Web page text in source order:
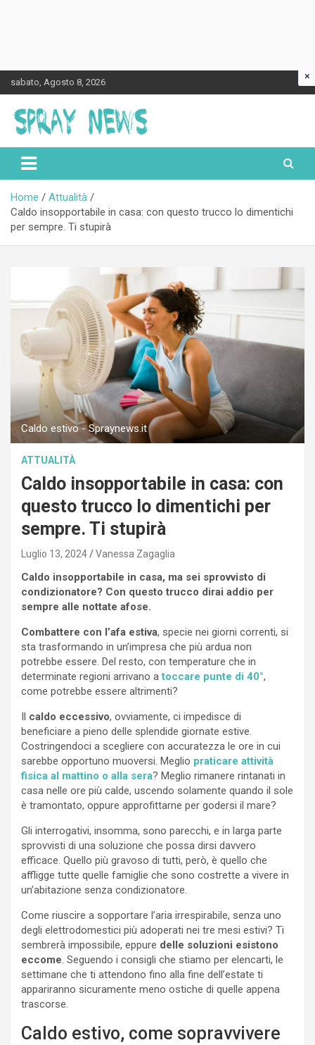
to
content
sabato, Agosto 8, 2026
Spraynews.it
Home
Attualità
Caldo insopportabile in casa: con questo trucco lo dimentichi
per sempre. Ti stupirà
Caldo estivo - Spraynews.it
ATTUALITÀ
Caldo insopportabile in casa: con
questo trucco lo dimentichi per
sempre. Ti stupirà
Luglio 13, 2024 Vanessa Zagaglia
Caldo insopportabile in casa, ma sei sprovvisto di
condizionatore? Con questo trucco dirai addio per
sempre alle nottate afose.
Combattere con l’afa estiva, specie nei giorni correnti, si
sta trasformando in un’impresa che più ardua non
potrebbe essere. Del resto, con temperature che in
determinate regioni arrivano atoccare punte di 40°,
come potrebbe essere altrimenti?
caldo eccessivo, ovviamente, ci impedisce di
beneficiare a pieno delle splendide giornate estive.
Costringendoci a scegliere con accuratezza le ore in cui
sarebbe opportuno muoversi. Meglio praticare attività
fisica al mattino o alla sera? Meglio rimanere rintanati in
casa nelle ore più calde, uscendo solamente quando il sole
è tramontato, oppure approfittarne per godersi il mare?
Gli interrogativi, insomma, sono parecchi, e in larga parte
sprovvisti di una soluzione che possa dirsi davvero
efficace. Quello più gravoso di tutti, però, è quello che
affligge tutte quelle famiglie che sono costrette a vivere in
un’abitazione senza condizionatore.
Come riuscire a sopportare l’aria irrespirabile, senza uno
degli elettrodomestici più adoperati nei tre mesi estivi? Ti
sembrerà impossibile, eppure delle soluzioni esistono
eccome. Seguendo i consigli che stiamo per elencarti, le
settimane che ti attendono fino alla fine dell’estate ti
appariranno sicuramente meno ostiche di quelle appena
trascorse.
Caldo estivo, come sopravvivere
×